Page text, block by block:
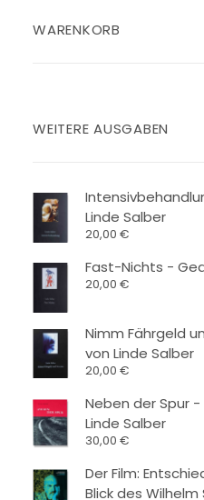
WARENKORB
WEITERE AUSGABEN
Linde Salber
20,00 €
Fast-Nichts -
20,00 €
Nimm Fährgeld
von Linde Salber
20,00 €
Neben der Spur
Linde Salber
30,00 €
Der Film:
Blick des Wilhelm